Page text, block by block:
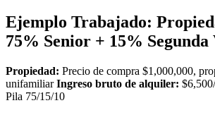
Ejemplo Trabajado:
75% Senior + 15% Segunda
Propiedad: Precio de compra $1,000,000,
unifamiliarIngreso bruto de alquiler:
Pila 75/15/10